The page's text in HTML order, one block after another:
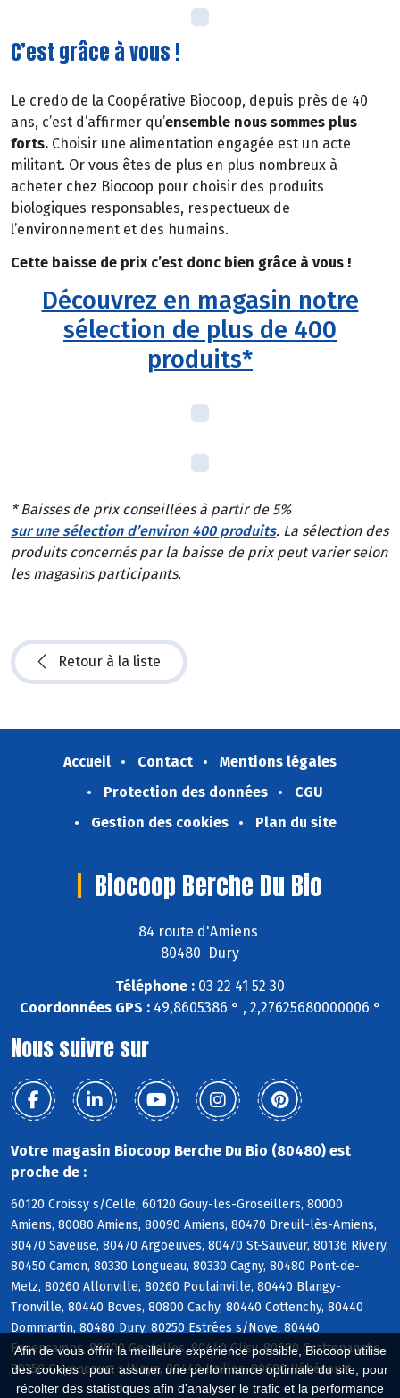
Afin de vous offrir la meilleure expérience possible, Biocoop utilise
des cookies : pour assurer une performance optimale du site, pour
récolter des statistiques afin d'analyser le trafic et la performance
C’est grâce à vous !
Le credo de la Coopérative Biocoop, depuis près de 40
ans, c’est d’affirmer qu’ensemble nous sommes plus
forts. Choisir une alimentation engagée est un acte
militant. Or vous êtes de plus en plus nombreux à
acheter chez Biocoop pour choisir des produits
biologiques responsables, respectueux de
l’environnement et des humains.
Cette baisse de prix c’est donc bien grâce à vous !
Découvrez en magasin notre
sélection de plus de 400
produits*
* Baisses de prix conseillées à partir de 5%
sur une sélection d’environ 400 produits. La sélection des
produits concernés par la baisse de prix peut varier selon
les magasins participants.
Retour à la liste
Accueil Contact
Mentions légales
Protection des données
CGU
Gestion des cookies
Plan du site
Biocoop Berche Du Bio
84 route d'Amiens
80480 Dury
Téléphone : 03 22 41 52 30
Coordonnées GPS :49,8605386 ° , 2,27625680000006 °
Nous suivre sur
Votre magasin Biocoop Berche Du Bio (80480) est
proche de :
60120 Croissy s/Celle, 60120 Gouy-les-Groseillers, 80000
Amiens, 80080 Amiens, 80090 Amiens, 80470 Dreuil-lès-Amiens,
80470 Saveuse, 80470 Argoeuves, 80470 St-Sauveur, 80136 Rivery,
80450 Camon, 80330 Longueau, 80330 Cagny, 80480 Pont-de-
Metz, 80260 Allonville, 80260 Poulainville, 80440 Blangy-
Tronville, 80440 Boves, 80800 Cachy, 80440 Cottenchy, 80440
Dommartin, 80480 Dury, 80250 Estrées s/Noye, 80440
Fouencamps, 80800 Gentelles, 80440 Glisy, 80680 Grattepanche,
80250 Guyencourt s/Noye, 80440 Hailles, 80680 Hébécourt